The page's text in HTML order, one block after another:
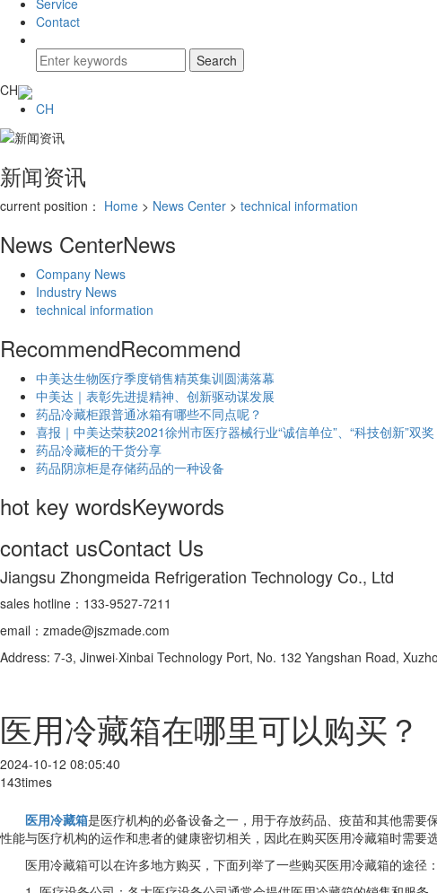
Service
Contact
CH
CH
新闻资讯
current position： Home > News Center > technical information
News CenterNews
Company News
Industry News
technical information
RecommendRecommend
中美达生物医疗季度销售精英集训圆满落幕
中美达｜表彰先进提精神、创新驱动谋发展
药品冷藏柜跟普通冰箱有哪些不同点呢？
喜报｜中美达荣获2021徐州市医疗器械行业“诚信单位”、“科技创新”双奖
药品冷藏柜的干货分享
药品阴凉柜是存储药品的一种设备
hot key wordsKeywords
contact usContact Us
Jiangsu Zhongmeida Refrigeration Technology Co., Ltd
sales hotline：133-9527-7211
email：zmade@jszmade.com
Address: 7-3, Jinwei·Xinbai Technology Port, No. 132 Yangshan Road,
医用冷藏箱在哪里可以购买？
2024-10-12 08:05:40
143times
医用冷藏箱是医疗机构的必备设备之一，用于存放药品、疫苗和其他需
性能与医疗机构的运作和患者的健康密切相关，因此在购买医用冷藏箱时需要
医用冷藏箱可以在许多地方购买，下面列举了一些购买医用冷藏箱的途径：